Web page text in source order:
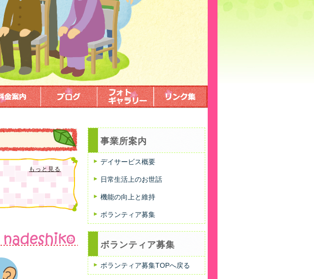
もっと見る
事業所案内
デイサービス概要
日常生活上のお世話
機能の向上と維持
ボランティア募集
ボランティア募集
ボランティア募集TOPへ戻る